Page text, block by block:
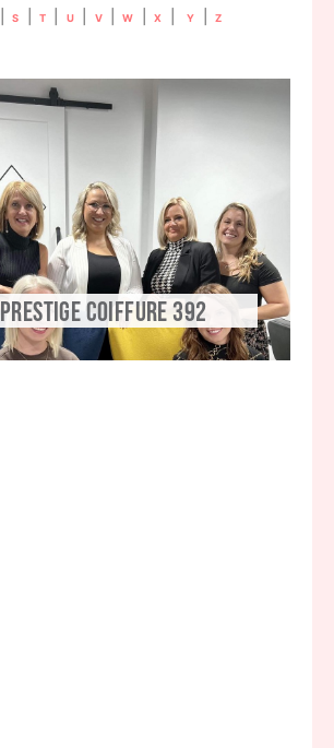
S T U V W X Y Z
PRESTIGE COIFFURE 392